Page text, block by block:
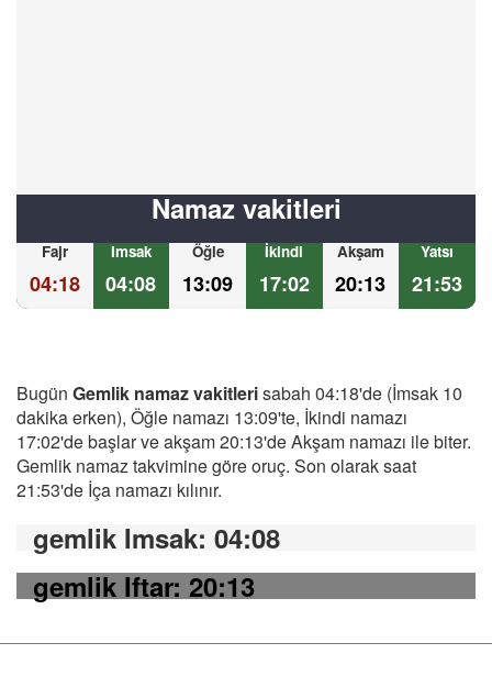
Namaz vakitleri
Fajr
04:18
Imsak
04:08
Öğle
13:09
İkindi
17:02
Akşam
20:13
Yatsı
21:53
Bugün Gemlik namaz vakitlerisabah 04:18'de (İmsak 10
dakika erken), Öğle namazı 13:09'te, İkindi namazı
17:02'de başlar ve akşam 20:13'de Akşam namazı ile biter.
Gemlik namaz takvimine göre oruç. Son olarak saat
21:53'de İça namazı kılınır.
gemlik Imsak: 04:08
gemlik Iftar: 20:13